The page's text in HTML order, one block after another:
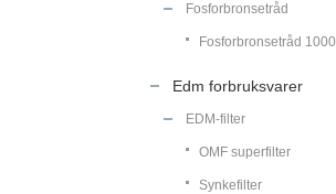
Fosforbronsetråd
Fosforbronsetråd 1000
Edm forbruksvarer
EDM-filter
OMF superfilter
Synkefilter